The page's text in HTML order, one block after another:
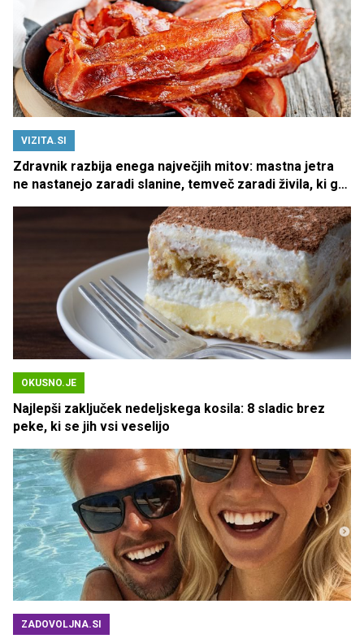
VIZITA.SI
Zdravnik razbija enega največjih mitov: mastna jetra
ne nastanejo zaradi slanine, temveč zaradi živila, ki ga
OKUSNO.JE
Najlepši zaključek nedeljskega kosila: 8 sladic brez
peke, ki se jih vsi veselijo
ZADOVOLJNA.SI